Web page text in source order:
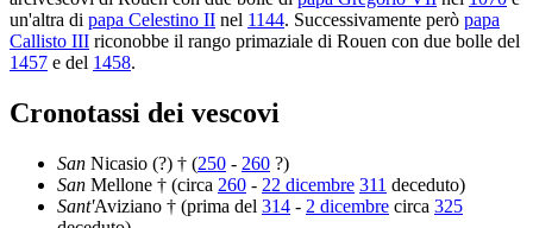
un'altra di papa Celestino II nel 1144. Successivamente però papa
Callisto III riconobbe il rango primaziale di Rouen con due bolle del
1457 e del 1458.
Cronotassi dei vescovi
San Nicasio (?) † (250 - 260 ?)
San Mellone † (circa 260 - 22 dicembre 311 deceduto)
Sant'Aviziano † (prima del 314 - 2 dicembre circa 325